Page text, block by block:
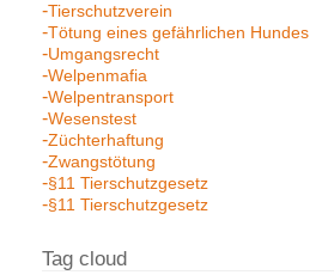
Tierschutzverein
Tötung eines gefährlichen Hundes
Umgangsrecht
Welpenmafia
Welpentransport
Wesenstest
Züchterhaftung
Zwangstötung
§11 Tierschutzgesetz
§11 Tierschutzgesetz